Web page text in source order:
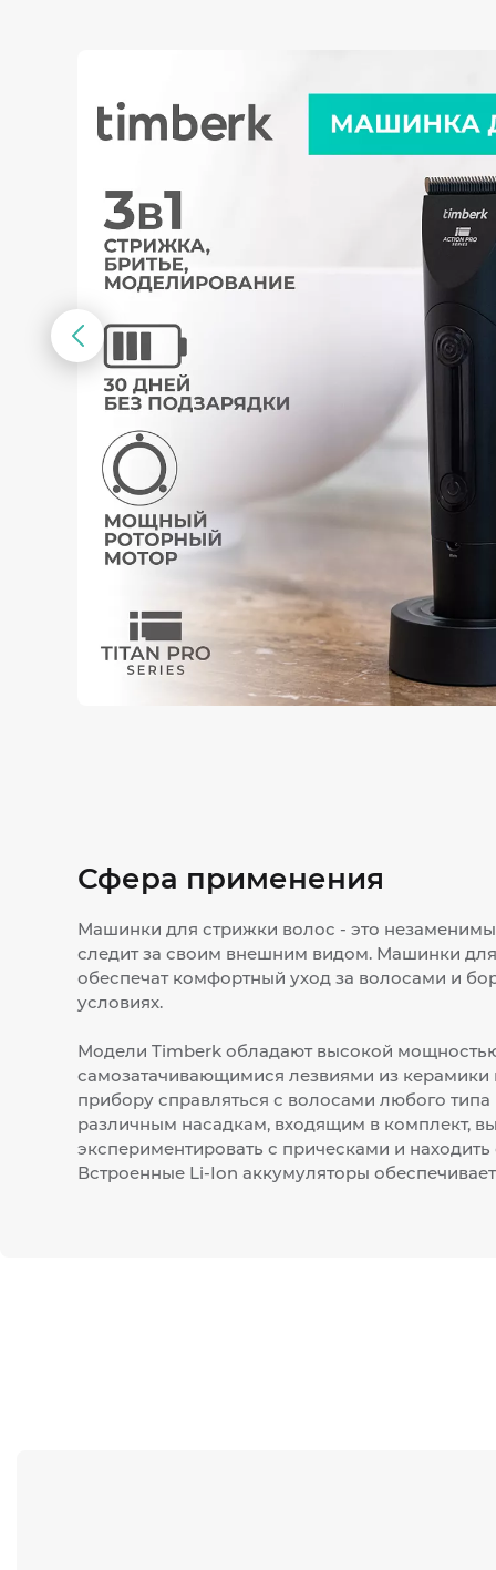
Предыдущий
слайд
Сфера применения
Машинки для стрижки волос - это
следит за своим внешним видом. Машинки
обеспечат комфортный уход за волосами и
условиях.
Модели Timberk обладают высокой
самозатачивающимися лезвиями из керамики
прибору справляться с волосами любого типа
различным насадкам, входящим в комплект,
экспериментировать с прическами и
Встроенные Li-Ion аккумуляторы